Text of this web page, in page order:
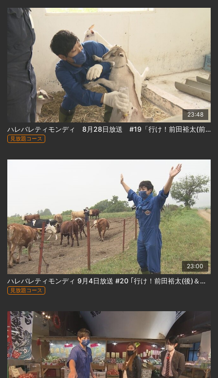
23:48
ハレバレティモンディ 8月28日放送 #19「行け！前田裕太(前)」
見放題コース
23:00
ハレバレティモンディ 9月4日放送 #20 ｢行け！前田裕太(後)＆ハレバレ応援団in稚内①｣
見放題コース